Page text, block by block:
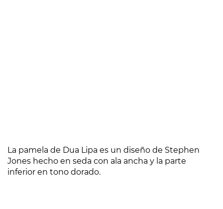
La pamela de Dua Lipa es un diseño de Stephen
Jones hecho en seda con ala ancha y la parte
inferior en tono dorado.